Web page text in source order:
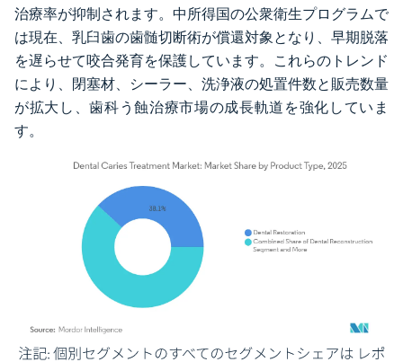
治療率が抑制されます。中所得国の公衆衛生プログラムで
は現在、乳臼歯の歯髄切断術が償還対象となり、早期脱落
を遅らせて咬合発育を保護しています。これらのトレンド
により、閉塞材、シーラー、洗浄液の処置件数と販売数量
が拡大し、歯科う蝕治療市場の成長軌道を強化していま
す。